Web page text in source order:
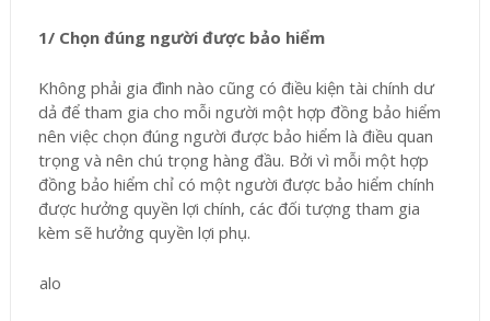
1/ Chọn đúng người được bảo hiểm
Không phải gia đình nào cũng có điều kiện tài chính dư
dả để tham gia cho mỗi người một hợp đồng bảo hiểm
nên việc chọn đúng người được bảo hiểm là điều quan
trọng và nên chú trọng hàng đầu. Bởi vì mỗi một hợp
đồng bảo hiểm chỉ có một người được bảo hiểm chính
được hưởng quyền lợi chính, các đối tượng tham gia
kèm sẽ hưởng quyền lợi phụ.